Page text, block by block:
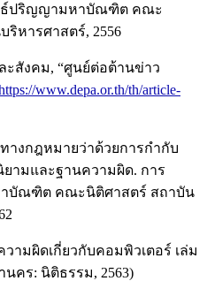
ธ์ปริญญามหาบัณฑิต คณะ
หารศาสตร์, 2556
ะสังคม, “ศูนย์ต่อต้านข่าว
www.depa.or.th/th/article-
างกฎหมายว่าด้วยการกำกับ
ามและฐานความผิด. การ
บัณฑิต คณะนิติศาสตร์ สถาบัน
ามผิดเกี่ยวกับคอมพิวเตอร์ เล่ม
คร: นิติธรรม, 2563)